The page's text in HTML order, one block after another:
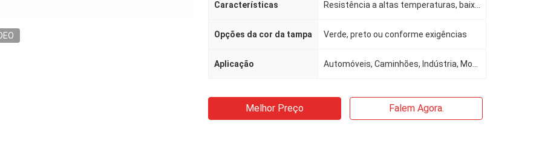
Características
Opções da cor da tampa Verde, preto ou conforme exigências
Aplicação
Melhor Preço Falem Agora.